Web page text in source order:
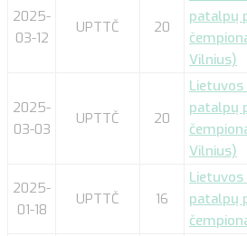
2025-
03-12
UPTTČ 20
patalpų
Vilnius)
2025-
03-03
UPTTČ 20
patalpų
Vilnius)
2025-
01-18
UPTTČ 16
patalpų